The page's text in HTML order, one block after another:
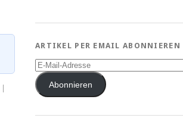
ARTIKEL PER EMAIL ABONNIEREN
E-
Mail-
AdresseAbonnieren